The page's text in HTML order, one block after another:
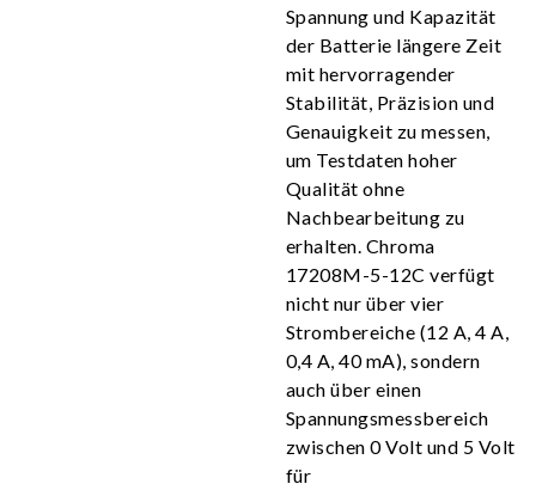
Spannung und Kapazität
der Batterie längere Zeit
mit hervorragender
Stabilität, Präzision und
Genauigkeit zu messen,
um Testdaten hoher
Qualität ohne
Nachbearbeitung zu
erhalten. Chroma
17208M-5-12C verfügt
nicht nur über vier
Strombereiche (12 A, 4 A,
0,4 A, 40 mA), sondern
auch über einen
Spannungsmessbereich
zwischen 0 Volt und 5 Volt
für